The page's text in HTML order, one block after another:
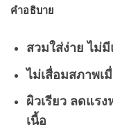
คำอธิบาย
สวมใส่ง่าย ไม่
ไม่เสื่อมสภาพเ
ผิวเรียว ลดแร
เนื้อ